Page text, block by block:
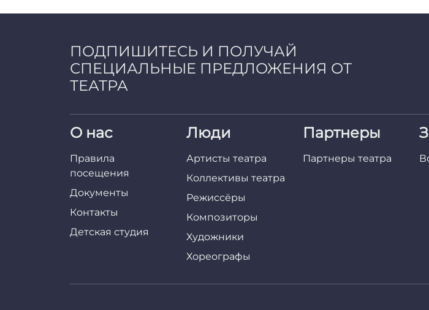
i
n
ПОДПИШИТЕСЬ И ПОЛУЧАЙ
СПЕЦИАЛЬНЫЕ ПРЕДЛОЖЕНИЯ ОТ
ТЕАТРА
О нас
Правила
посещения
Документы
Контакты
Детская студия
Люди
Артисты театра
Коллективы театра
Режиссёры
Композиторы
Художники
Хореографы
Партнеры
Партнеры театра